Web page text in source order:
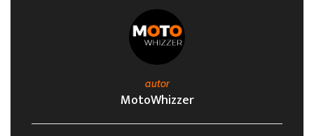
autor
MotoWhizzer